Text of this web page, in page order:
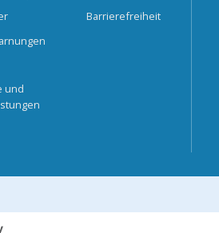
und
Barrierefreiheit